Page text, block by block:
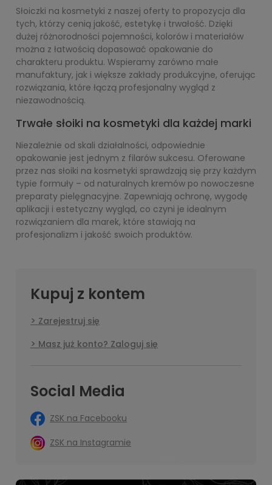
Słoiczki na kosmetyki z naszej oferty to propozycja dla
tych, którzy cenią jakość, estetykę i trwałość. Dzięki
dużej różnorodności pojemności, kolorów i materiałów
można z łatwością dopasować opakowanie do
charakteru produktu. Wspieramy zarówno małe
manufaktury, jak i większe zakłady produkcyjne, oferując
rozwiązania, które łączą profesjonalny wygląd z
niezawodnością.
Trwałe słoiki na kosmetyki dla każdej marki
Niezależnie od skali działalności, odpowiednie
opakowanie jest jednym z filarów sukcesu. Oferowane
przez nas słoiki na kosmetyki sprawdzają się przy każdym
typie formuły – od naturalnych kremów po nowoczesne
preparaty pielęgnacyjne. Zapewniają ochronę, wygodę
aplikacji i estetyczny wygląd, co czyni je idealnym
rozwiązaniem dla marek, które stawiają na
profesjonalizm i jakość swoich produktów.
Kupuj z kontem
Zarejestruj się
Masz już konto? Zaloguj się
Social Media
ZSK na Facebooku
ZSK na Instagramie